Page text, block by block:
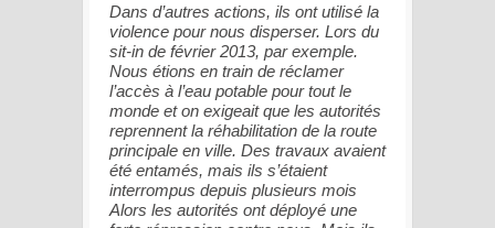
Dans d’autres actions, ils ont utilisé la
violence pour nous disperser. Lors du
sit-in de février 2013, par exemple.
Nous étions en train de réclamer
l’accès à l’eau potable pour tout le
monde et on exigeait que les autorités
reprennent la réhabilitation de la route
principale en ville. Des travaux avaient
été entamés, mais ils s’étaient
interrompus depuis plusieurs mois
Alors les autorités ont déployé une